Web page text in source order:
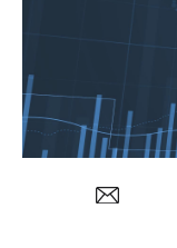
Mein Konto
Folgen Sie uns
Kontakt